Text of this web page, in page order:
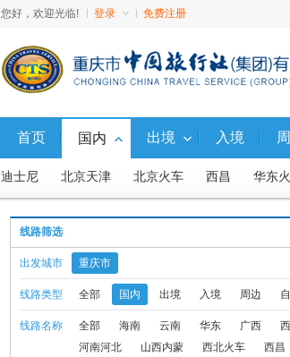
您好，欢迎光临! 登录 免费注册
首页 国内
迪士尼 北京天津 北京火车 西昌 华东
广西 西藏 西北新疆 东北 山东 福建
西藏火车 避暑游 直通车 福建火车 东
西北火车、汽车 西北飞机 国内 东北飞机
九寨动车 国内10人内小包团 西沙 渝东北
出境 入境
线路筛选
出发城市 重庆市
线路类型 全部 国内 出境 入境 周边
线路名称 全部 海南 云南 华东 广西
河南河北
山西内蒙 西北火车 西昌